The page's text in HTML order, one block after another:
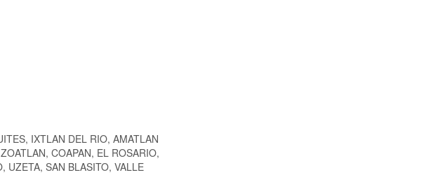
IXTLAN DEL RIO, AMATLAN
COAPAN, EL ROSARIO,
UZETA, SAN BLASITO, VALLE